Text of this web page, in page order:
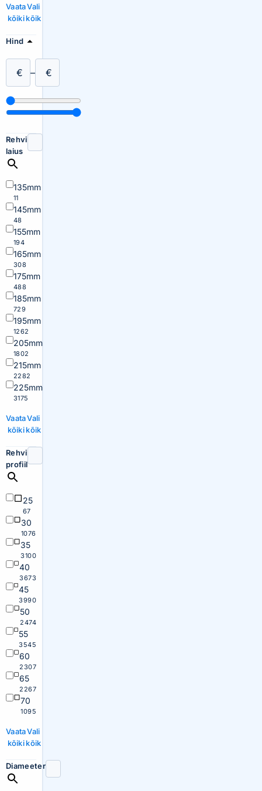
Vaata
kõiki
Vali
kõik
Hind
€ – €
Rehvi
laius
135mm
11
145mm
48
155mm
194
165mm
308
175mm
488
185mm
729
195mm
1262
205mm
1802
215mm
2282
225mm
3175
Vaata
kõiki
Vali
kõik
Rehvi
profiil
25
67
30
1076
35
3100
40
3673
45
3990
50
2474
55
3545
60
2307
65
2267
70
1095
Vaata
kõiki
Vali
kõik
Diameeter